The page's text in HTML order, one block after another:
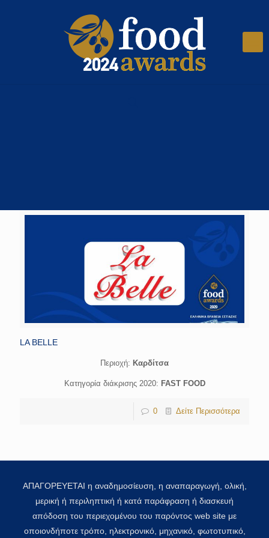
LA BELLE
Περιοχή: Καρδίτσα
Κατηγορία διάκρισης 2020: FAST FOOD
0 Δείτε Περισσότερα
ΑΠΑΓΟΡΕΥΕΤΑΙ η αναδημοσίευση, η αναπαραγωγή, ολική,
μερική ή περιληπτική ή κατά παράφραση ή διασκευή
απόδοση του περιεχομένου του παρόντος web site με
οποιονδήποτε τρόπο, ηλεκτρονικό, μηχανικό, φωτοτυπικό,